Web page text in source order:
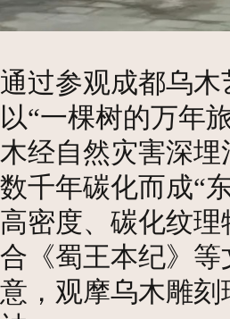
通过参观成都乌
以“一棵树的万年
木经自然灾害深
数千年碳化而成“
高密度、碳化纹
合《蜀王本纪》
意，观摩乌木雕刻